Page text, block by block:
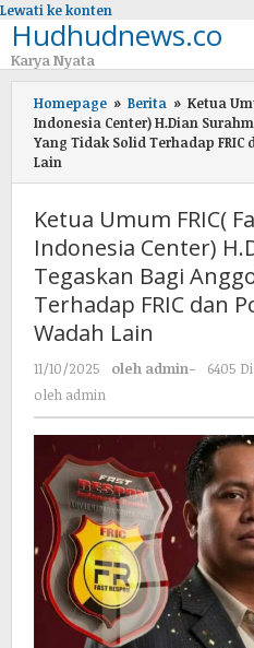
Lewati ke konten
Hudhudnews.co
Karya Nyata
Homepage » Berita » Ketua
Indonesia Center) H.Dian
Yang Tidak Solid Terhadap
Lain
Ketua Umum FRIC(
Indonesia Center)
Tegaskan Bagi
Terhadap FRIC dan
Wadah Lain
11/10/2025 oleh admin-
6405
oleh admin